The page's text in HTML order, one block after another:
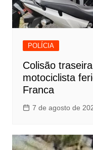
POLÍCIA
Colisão
motociclista
Franca
7 de agosto de